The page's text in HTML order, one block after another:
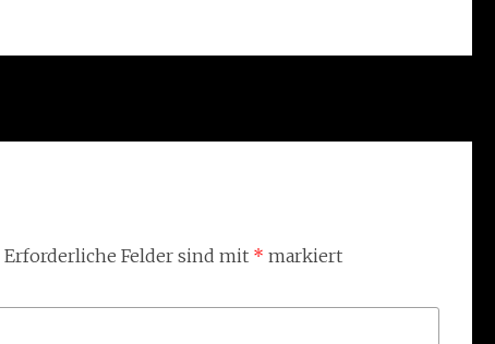
Erforderliche Felder sind mit * markiert